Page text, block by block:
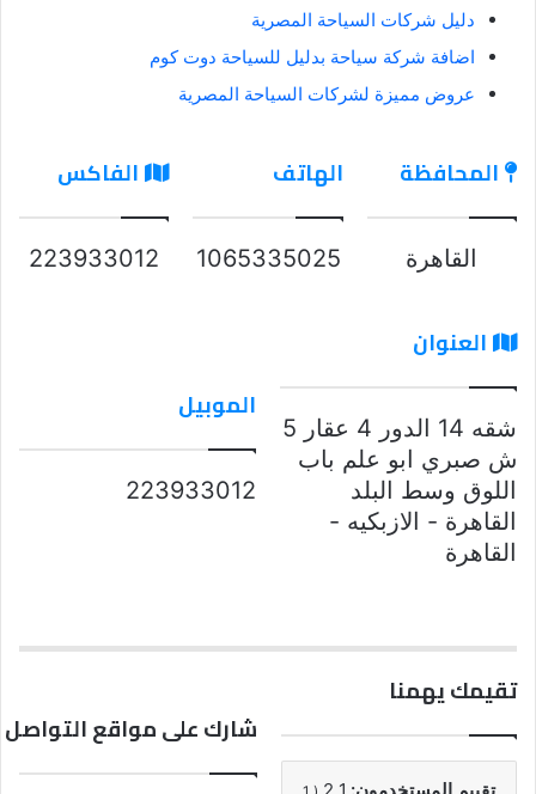
دليل شركات السياحة المصرية
اضافة شركة سياحة بدليل للسياحة دوت كوم
عروض مميزة لشركات السياحة المصرية
المحافظة
القاهرة
الهاتف
1065335025
الفاكس
223933012
العنوان
شقه 14 الدور 4 عقار 5
ش صبري ابو علم باب
اللوق وسط البلد
القاهرة - الازبكيه -
القاهرة
الموبيل
223933012
تقيمك يهمنا
شارك على مواقع التواصل